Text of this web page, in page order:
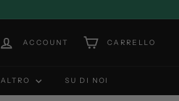
ACCOUNT CARRELLO
ALTRO SU DI NOI